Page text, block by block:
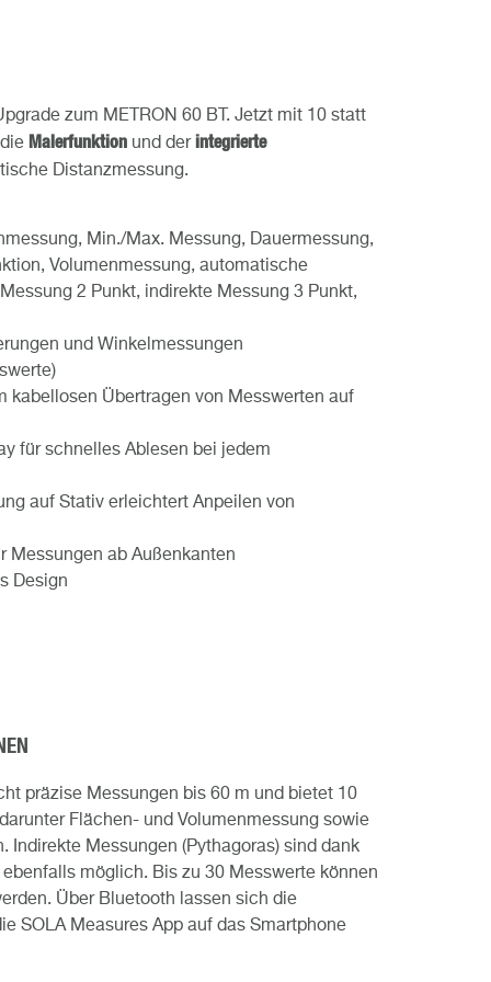
zum METRON 60 BT. Jetzt mit 10 statt
Malerfunktion und der integrierte
Distanzmessung.
Min./Max. Messung, Dauermessung,
Volumenmessung, automatische
2 Punkt, indirekte Messung 3 Punkt,
und Winkelmessungen
kabellosen Übertragen von Messwerten auf
für schnelles Ablesen bei jedem
auf Stativ erleichtert Anpeilen von
Messungen ab Außenkanten
Design
präzise Messungen bis 60 m und bietet 10
Flächen- und Volumenmessung sowie
Indirekte Messungen (Pythagoras) sind dank
möglich. Bis zu 30 Messwerte können
Über Bluetooth lassen sich die
SOLA Measures App auf das Smartphone